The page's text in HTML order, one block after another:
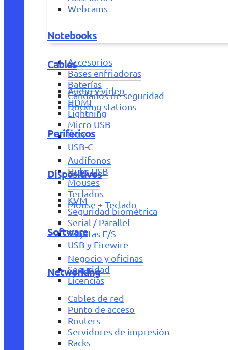
Webcams
Notebooks
Accesorios
Bases enfriadoras
Baterías
Candados de seguridad
Docking stations
Periféricos
Audífonos
Hubs USB
Mouses
Teclados
Mouse + Teclado
Software
Negocio y oficinas
Seguridad
Licencias
Cables
Audio y vídeo
HDMI
Lightning
Micro USB
USB
USB-C
Dispositivos
KVM
Seguridad biométrica
Serial / Parallel
Tarjetas E/S
USB y Firewire
Networking
Cables de red
Punto de acceso
Routers
Servidores de impresión
Racks